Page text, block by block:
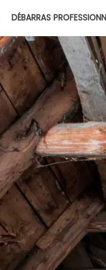
DÉBARRAS